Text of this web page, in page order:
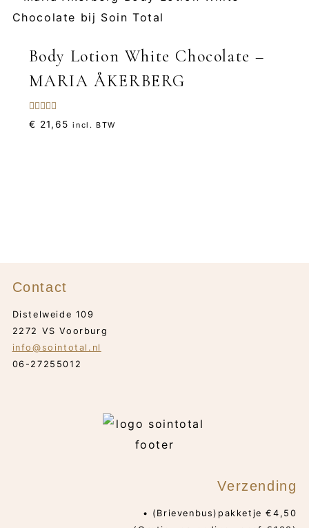
Body Lotion White Chocolate –
MARIA ÅKERBERG
Gewaardeerd
5.00
€ 21,65 incl. BTW
Contact
Distelweide 109
2272 VS Voorburg
info@sointotal.nl
06-27255012
Verzending
• (Brievenbus)pakketje €4,50